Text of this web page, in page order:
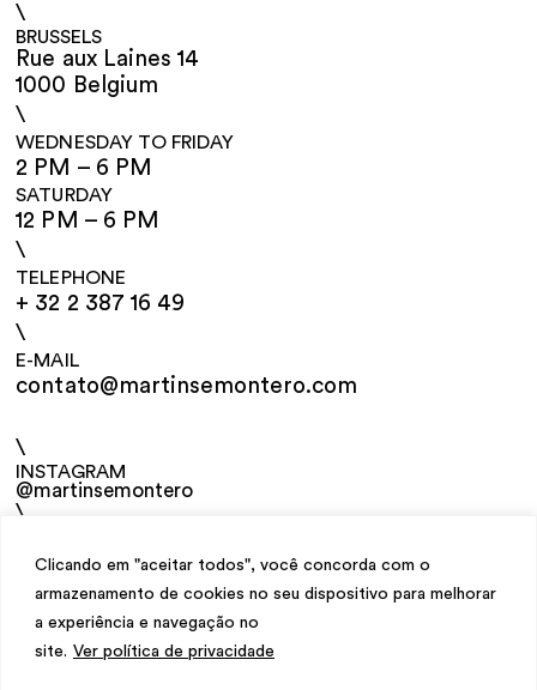
Clicando em "aceitar todos", você concorda com o
armazenamento de cookies no seu dispositivo para melhorar
a experiência e navegação no
site. Ver política de privacidade
\
BRUSSELS
Rue aux Laines 14
1000 Belgium
\
WEDNESDAY TO FRIDAY
2 PM – 6 PM
SATURDAY
12 PM – 6 PM
\
TELEPHONE
+ 32 2 387 16 49
\
E-MAIL
contato@martinsemontero.com
\
INSTAGRAM
@martinsemontero
\